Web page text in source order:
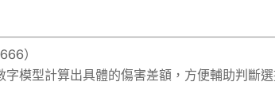
）
字模型計算出具體的傷害差額，方便輔助判斷